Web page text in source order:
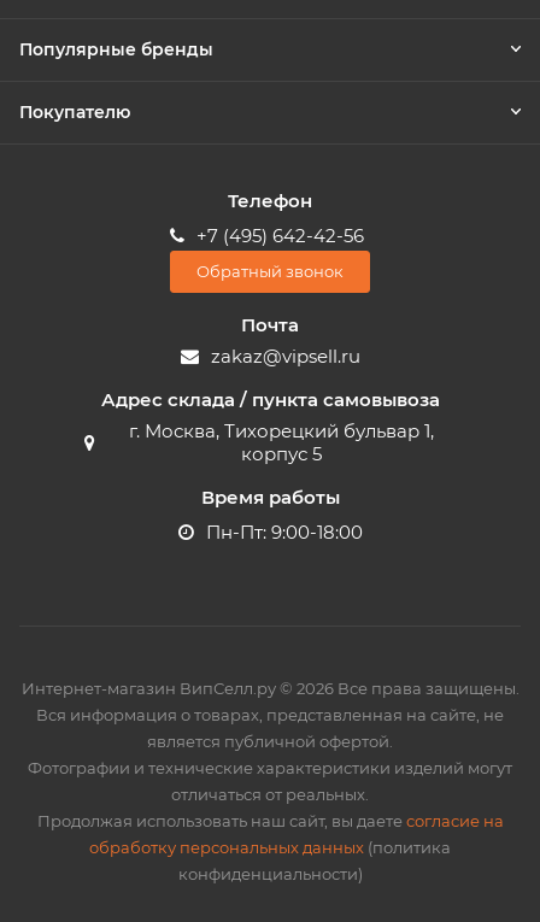
Популярные бренды
Покупателю
Телефон
+7 (495) 642-42-56
Обратный звонок
Почта
zakaz@vipsell.ru
Адрес склада / пункта самовывоза
г. Москва, Тихорецкий бульвар 1,
корпус 5
Время работы
Пн-Пт: 9:00-18:00
Интернет-магазин ВипСелл.ру © 2026 Все права защищены.
Вся информация о товарах, представленная на сайте, не
является публичной офертой.
Фотографии и технические характеристики изделий могут
отличаться от реальных.
Продолжая использовать наш сайт, вы даетесогласие на
обработку персональных данных (политика
конфиденциальности)